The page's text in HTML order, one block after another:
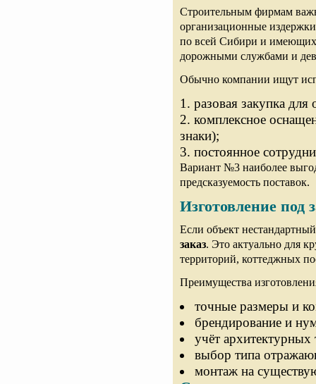
Строительным фирмам
организационные
по всей Сибири и
дорожными службами и
Обычно компании ищут
разовая закупка
комплексное
знаки);
постоянное
Вариант №3 наиболее
предсказуемость поставок.
Изготовление под
Если объект
заказ. Это актуально для
территорий, коттеджных
Преимущества
точные размеры и
брендирование и
учёт архитектурных
выбор типа
монтаж на